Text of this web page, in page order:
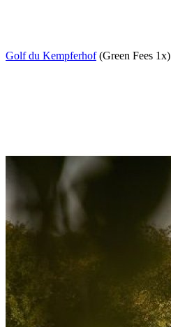
Golf du Kempferhof(Green Fees 1x)